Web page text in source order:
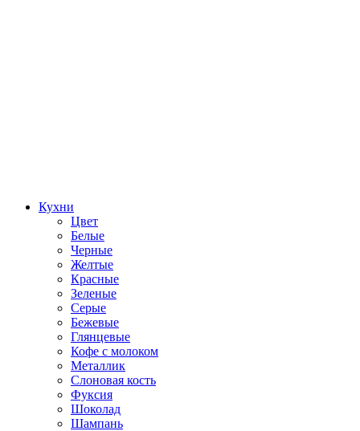
Кухни
Цвет
Белые
Черные
Желтые
Красные
Зеленые
Серые
Бежевые
Глянцевые
Кофе с молоком
Металлик
Слоновая кость
Фуксия
Шоколад
Шампань